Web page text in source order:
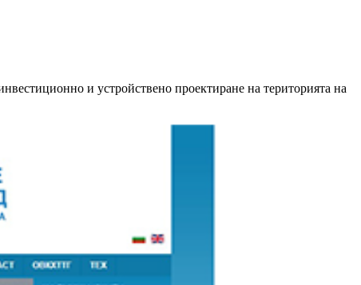
и устройствено проектиране на територията на